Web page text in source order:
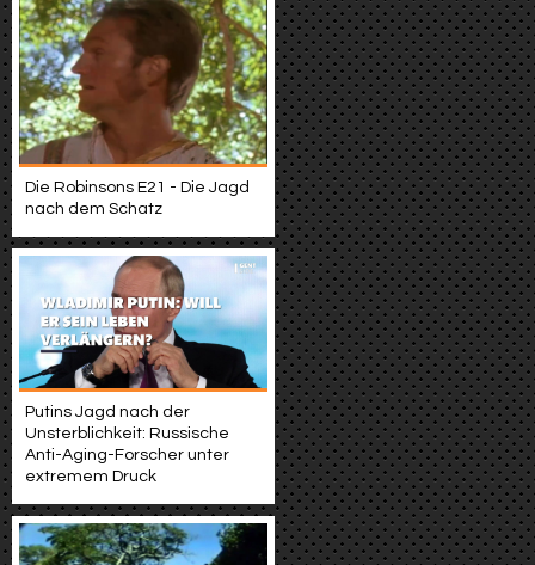
Die Robinsons E21 - Die Jagd
nach dem Schatz
Putins Jagd nach der
Unsterblichkeit: Russische
Anti-Aging-Forscher unter
extremem Druck